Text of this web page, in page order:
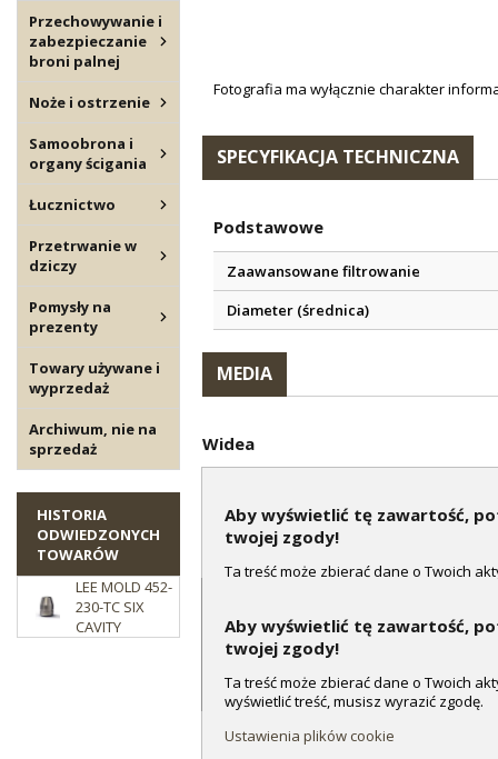
Przechowywanie i
zabezpieczanie
broni palnej
Noże i ostrzenie
Samoobrona i
organy ścigania
Łucznictwo
Przetrwanie w
dziczy
Pomysły na
prezenty
Towary używane i
wyprzedaż
Archiwum, nie na
sprzedaż
HISTORIA
ODWIEDZONYCH
TOWARÓW
LEE MOLD 452-
230-TC SIX
CAVITY
Fotografia ma wyłącznie charakter
SPECYFIKACJA TECHNICZNA
Podstawowe
Zaawansowane filtrowanie
Diameter (średnica)
MEDIA
Aby wyświetlić tę zawartość,
twojej zgody!
Ta treść może zbierać dane o Twoich
Ustawienia plików cookie
LEE MOLD 452-230-TC SIX CAVITY
Aby wyświetlić tę zawartość,
twojej zgody!
Ta treść może zbierać dane o Twoich
wyświetlić treść, musisz wyrazić zgodę.
Ustawienia plików cookie
LEE MOLD 452-230-TC SIX CAVITY
Widea
Dokumenty